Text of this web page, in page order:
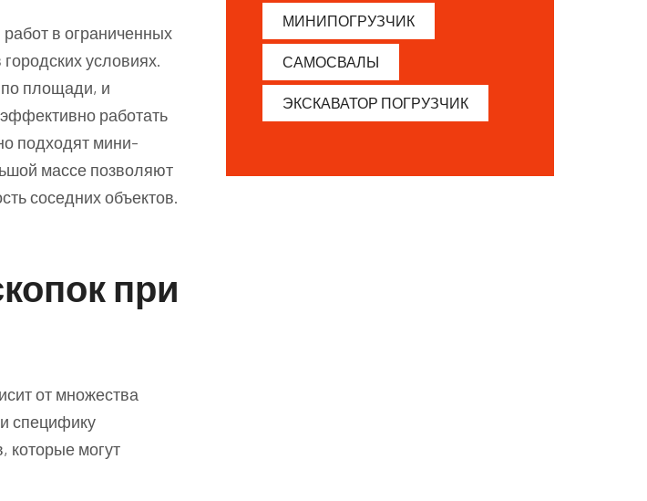
в ограниченных
условиях.
площади, и
работать
подходят мини-
массе позволяют
соседних объектов.
при
от множества
специфику
которые могут
МИНИПОГРУЗЧИК
САМОСВАЛЫ
ЭКСКАВАТОР ПОГРУЗЧИК